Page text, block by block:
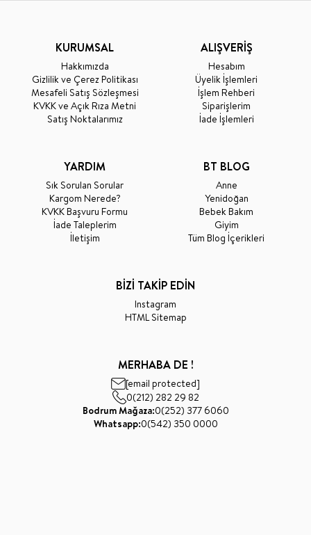
KURUMSAL
Hakkımızda
Gizlilik ve Çerez Politikası
Mesafeli Satış Sözleşmesi
KVKK ve Açık Rıza Metni
Satış Noktalarımız
ALIŞVERİŞ
Hesabım
Üyelik İşlemleri
İşlem Rehberi
Siparişlerim
İade İşlemleri
YARDIM
Sık Sorulan Sorular
Kargom Nerede?
KVKK Başvuru Formu
İade Taleplerim
İletişim
BT BLOG
Anne
Yenidoğan
Bebek Bakım
Giyim
Tüm Blog İçerikleri
BİZİ TAKİP EDİN
Instagram
HTML Sitemap
MERHABA DE !
[email protected]
0(212) 282 29 82
Bodrum Mağaza:0(252) 377 6060
Whatsapp:0(542) 350 0000